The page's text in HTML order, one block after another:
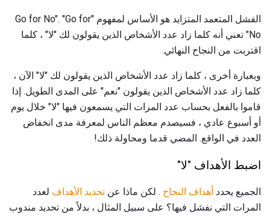
الفشل المتعمد المتزايد هو الأساس لمفهوم "Go for No". "Go for
No" تعني أنه كلما زاد عدد الأشخاص الذين يقولون لك "لا" ، كلما
اقتربت من النجاح النهائي.
وبعبارة أخرى ، كلما زاد عدد الأشخاص الذين يقولون لك "لا" الآن ،
كلما زاد عدد الأشخاص الذين يقولون "نعم" على المدى الطويل. إذا
قاموا بالفعل بحساب عدد المرات التي يسمعون فيها "لا" خلال يوم
أو أسبوع عادي ، فسيصدم معظم الناس لمعرفة مدى انخفاض
العدد في الواقع. المضي قدما ومحاولة ذلك!
اضبط الأهداف "لا"
الجميع يحدد أهداف النجاح . لكن ماذا عن تحديد الأهداف لعدد
المرات التي نفشل فيها؟ على سبيل المثال ، بدلاً من تحديد مندوب